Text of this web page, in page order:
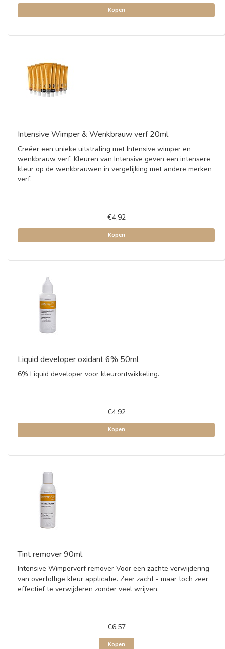
Kopen
Intensive Wimper & Wenkbrauw verf 20ml
Creëer een unieke uitstraling met Intensive wimper en
wenkbrauw verf. Kleuren van Intensive geven een intensere
kleur op de wenkbrauwen in vergelijking met andere merken
verf.
€4,92
Kopen
Liquid developer oxidant 6% 50ml
6% Liquid developer voor kleurontwikkeling.
€4,92
Kopen
Tint remover 90ml
Intensive Wimperverf remover Voor een zachte verwijdering
van overtollige kleur applicatie. Zeer zacht - maar toch zeer
effectief te verwijderen zonder veel wrijven.
€6,57
Kopen